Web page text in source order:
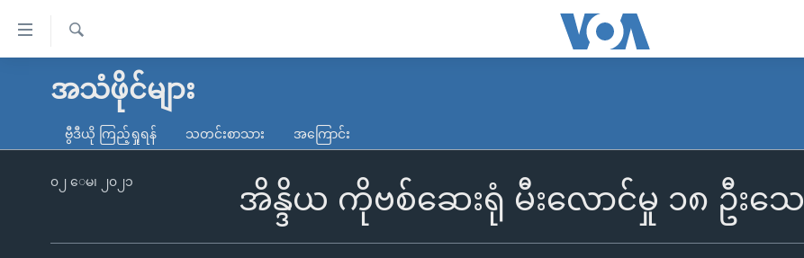
လွယ်ကူ
သည့်
မူလစာမျက်နှာ
ကမ္ဘာ့သတင်းများ
နိုင်ငံတကာ
တရုတ်
ရပ်ဝန်းတခု လမ်းတခု အလွန်
ရ
အသံဖိုင်များ
ဗွီဒီယို ကြည့်ရှုရန် သတင်းစာသား အကြောင်း
အိန္ဒိယ ကိုဗစ်ဆေးရုံ မီးလောင်မှု ၁၈ ဦးသေ
၀၂ ေမ၊ ၂၀၂၁